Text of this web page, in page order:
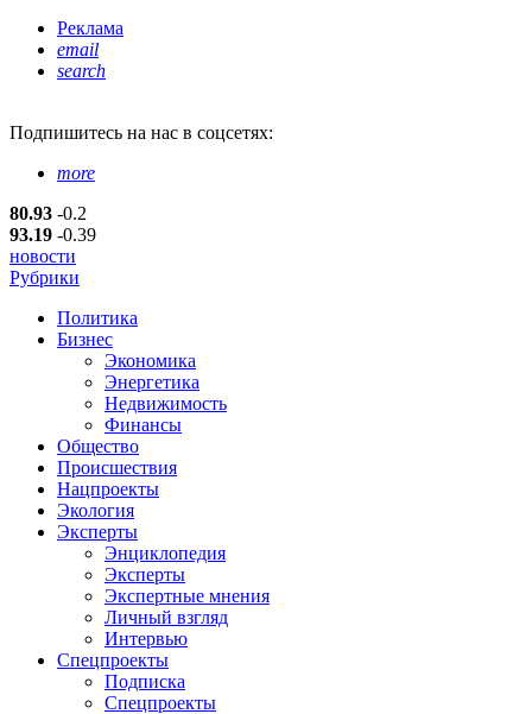
Реклама
email
search
Подпишитесь на нас в соцсетях:
more
80.93 -0.2
93.19 -0.39
новости
Рубрики
Политика
Бизнес
Экономика
Энергетика
Недвижимость
Финансы
Общество
Происшествия
Нацпроекты
Экология
Эксперты
Энциклопедия
Эксперты
Экспертные мнения
Личный взгляд
Интервью
Спецпроекты
Подписка
Спецпроекты